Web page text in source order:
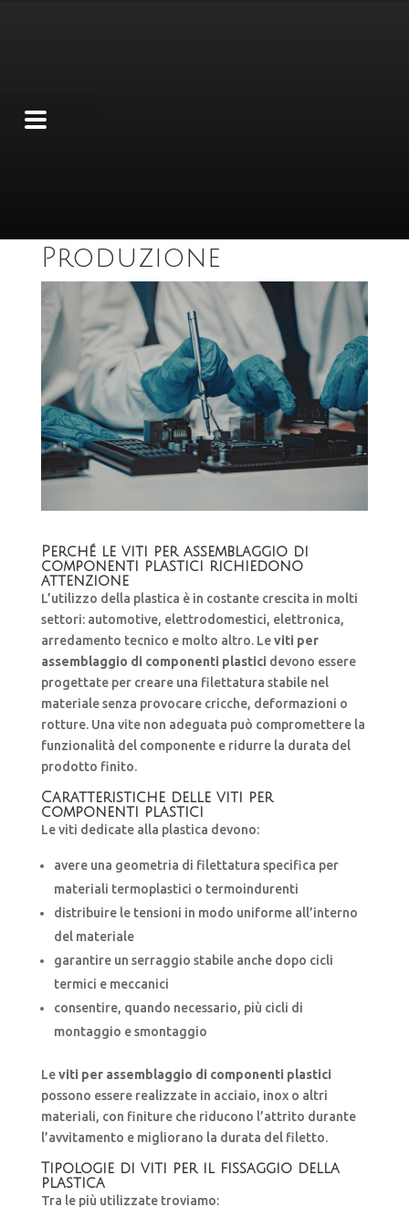
Produzione
Perché le viti per assemblaggio di
componenti plastici richiedono
attenzione
L’utilizzo della plastica è in costante crescita in molti
settori: automotive, elettrodomestici, elettronica,
arredamento tecnico e molto altro. Leviti per
assemblaggio di componenti plastici devono essere
progettate per creare una filettatura stabile nel
materiale senza provocare cricche, deformazioni o
rotture. Una vite non adeguata può compromettere la
funzionalità del componente e ridurre la durata del
prodotto finito.
Caratteristiche delle viti per
componenti plastici
Le viti dedicate alla plastica devono:
avere una geometria di filettatura specifica per
materiali termoplastici o termoindurenti
distribuire le tensioni in modo uniforme all’interno
del materiale
garantire un serraggio stabile anche dopo cicli
termici e meccanici
consentire, quando necessario, più cicli di
montaggio e smontaggio
Leviti per assemblaggio di componenti plastici
possono essere realizzate in acciaio, inox o altri
materiali, con finiture che riducono l’attrito durante
l’avvitamento e migliorano la durata del filetto.
Tipologie di viti per il fissaggio della
plastica
Tra le più utilizzate troviamo: